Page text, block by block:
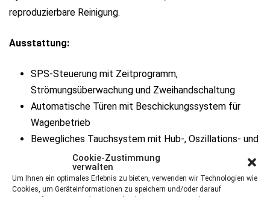
Cookie-Zustimmung
verwalten
Um Ihnen ein optimales Erlebnis zu bieten, verwenden wir Technologien wie
Cookies, um Geräteinformationen zu speichern und/oder darauf
reproduzierbare Reinigung.
Ausstattung:
SPS-Steuerung mit Zeitprogramm,
Strömungsüberwachung und Zweihandschaltung
Automatische Türen mit Beschickungssystem für
Wagenbetrieb
Bewegliches Tauchsystem mit Hub-, Oszillations- und
Servicefunktion
Doppelmembranpumpe und vollständiges
Entleerungssystem